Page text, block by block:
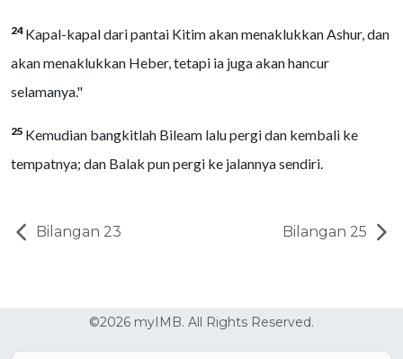
24 Kapal-kapal dari pantai Kitim akan menaklukkan Ashur, dan
akan menaklukkan Heber, tetapi ia juga akan hancur
selamanya."
25 Kemudian bangkitlah Bileam lalu pergi dan kembali ke
tempatnya; dan Balak pun pergi ke jalannya sendiri.
Bilangan 23 Bilangan 25
©2026 myIMB. All Rights Reserved.